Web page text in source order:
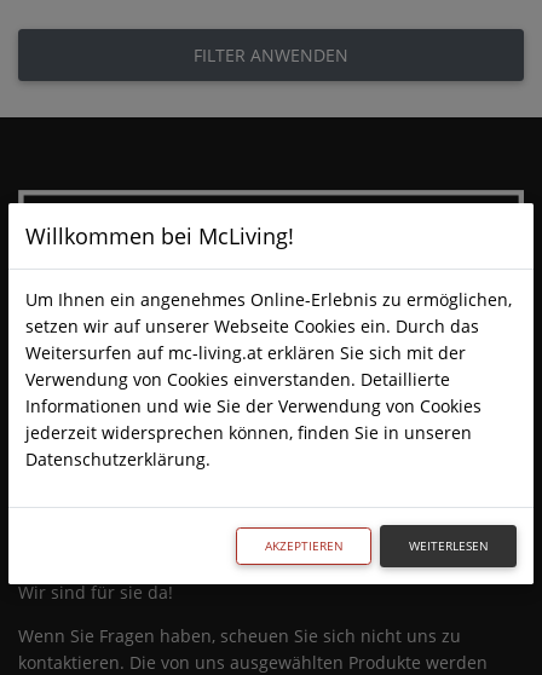
FILTER ANWENDEN
Wir sind für sie da!
Wenn Sie Fragen haben, scheuen Sie sich nicht uns zu
kontaktieren. Die von uns ausgewählten Produkte werden
Willkommen bei McLiving!
Um Ihnen ein angenehmes Online-Erlebnis zu ermöglichen,
setzen wir auf unserer Webseite Cookies ein. Durch das
Weitersurfen auf mc-living.at erklären Sie sich mit der
Verwendung von Cookies einverstanden. Detaillierte
Informationen und wie Sie der Verwendung von Cookies
jederzeit widersprechen können, finden Sie in unseren
Datenschutzerklärung.
AKZEPTIEREN WEITERLESEN